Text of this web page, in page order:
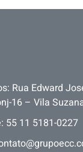
Rua Edward
16 – Vila
55 11 5181-0227